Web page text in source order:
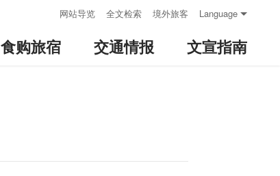
网站导览 全文检索 境外旅客 Language
食购旅宿 交通情报 文宣指南